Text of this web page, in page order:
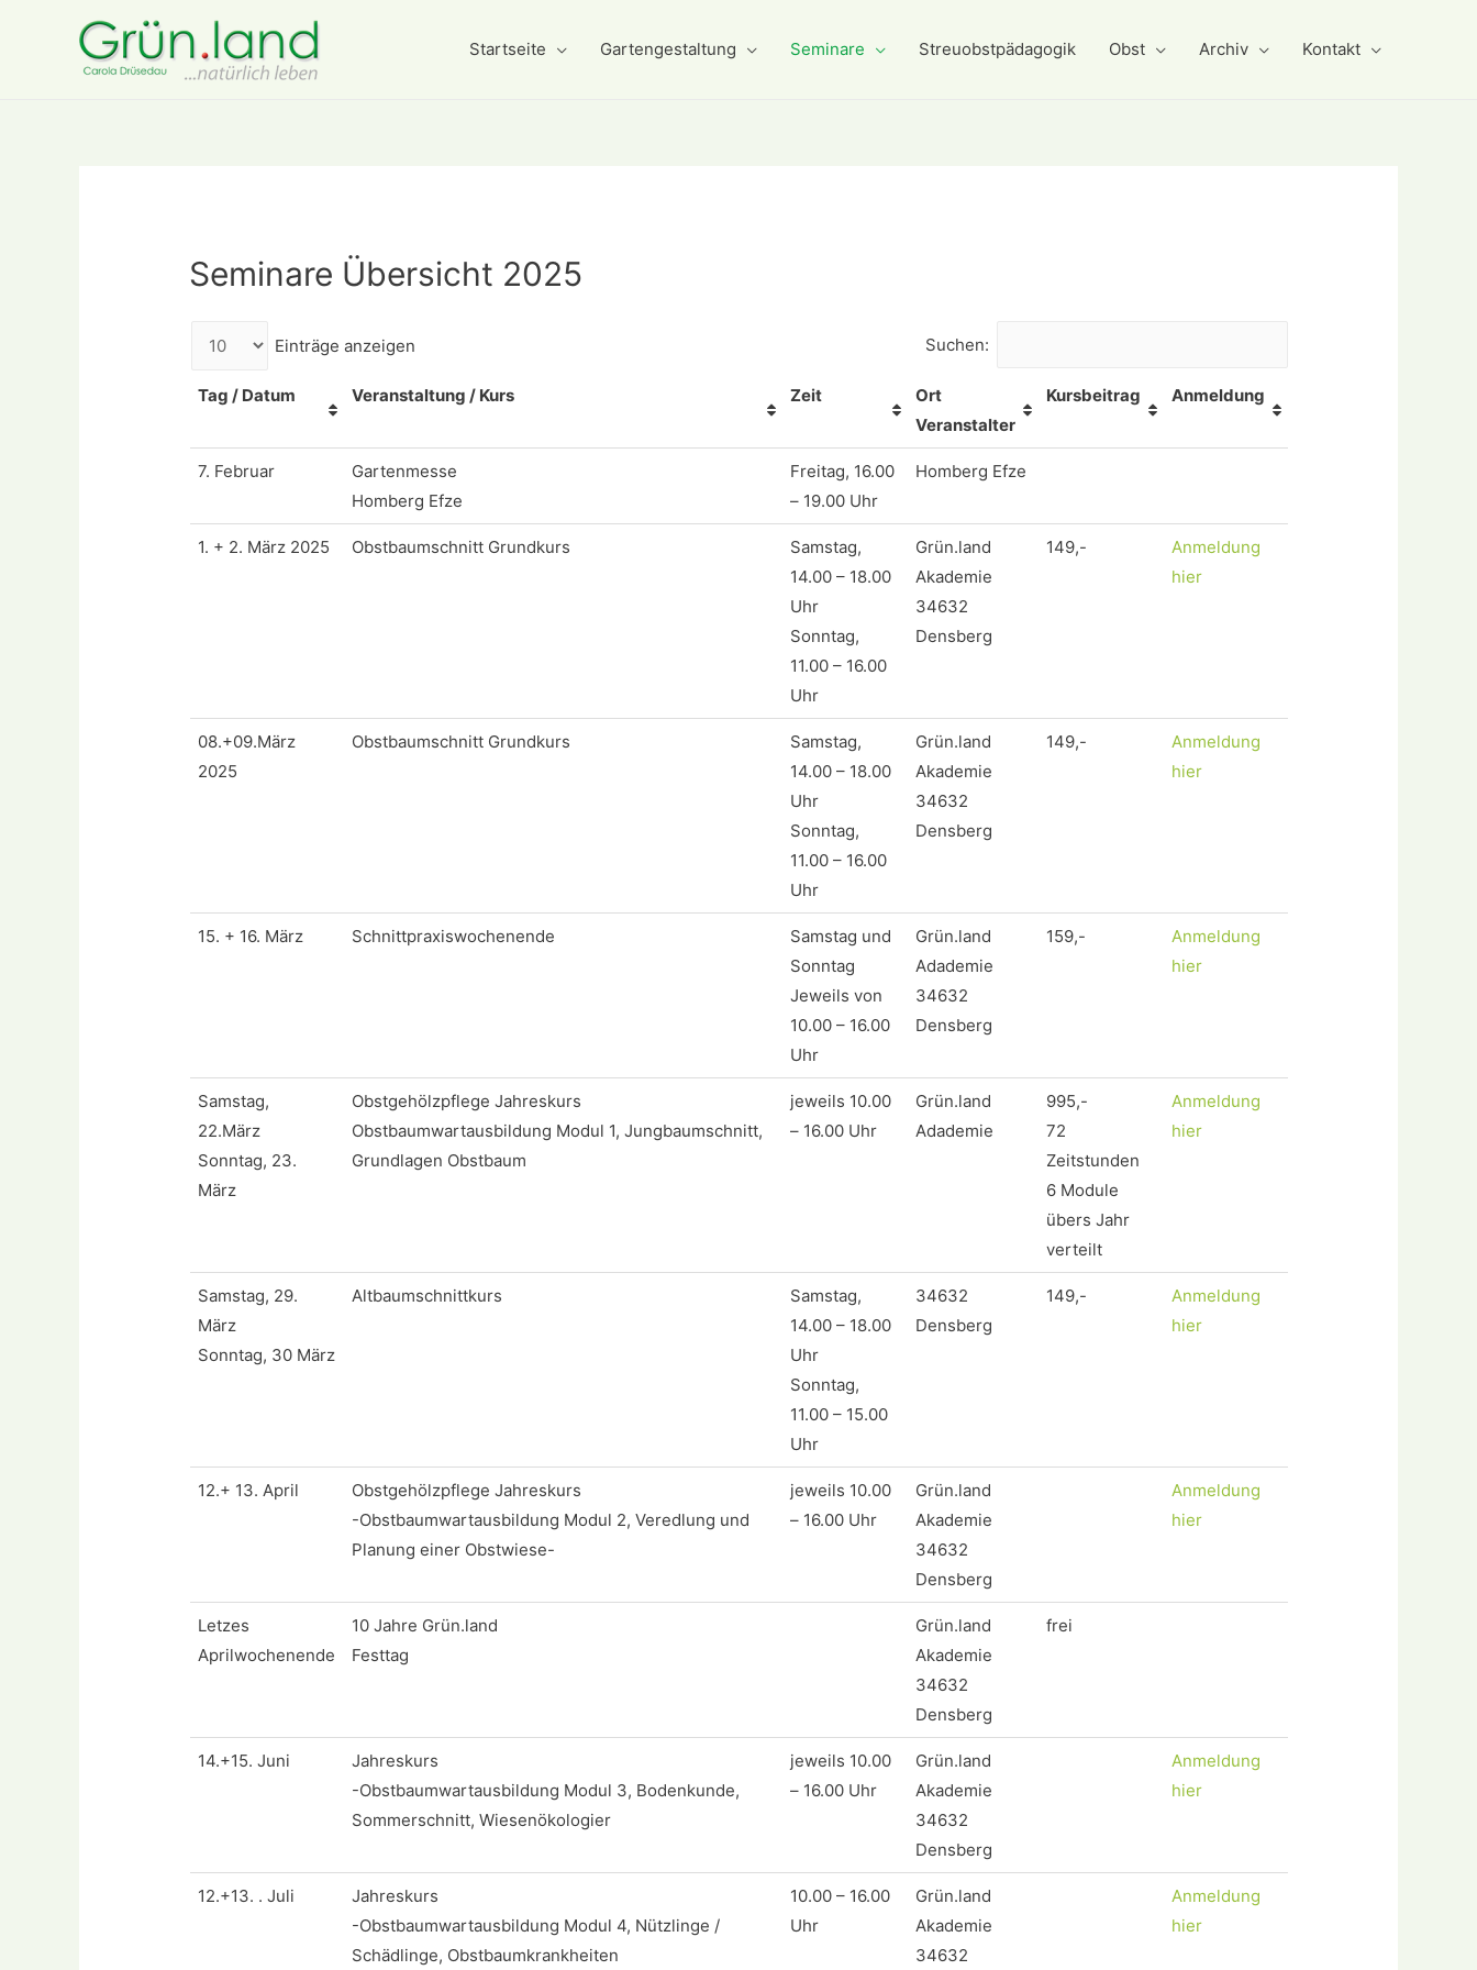
Startseite Gartengestaltung Seminare Streuobstpädagogik Obst Archiv Kontakt
Seminare Übersicht 2025
Einträge anzeigen Suchen:
Tag / Datum Veranstaltung / Kurs Zeit
Ort
Veranstalter
Kursbeitrag Anmeldung
7. Februar
Gartenmesse
Homberg Efze
Freitag, 16.00
– 19.00 Uhr
Homberg Efze
1. + 2. März 2025 Obstbaumschnitt Grundkurs
Samstag,
14.00 – 18.00
Uhr
Sonntag,
11.00 – 16.00
Uhr
Grün.land
Akademie
34632
Densberg
149,-
Anmeldung
hier
08.+09.März
2025
Obstbaumschnitt Grundkurs
Samstag,
14.00 – 18.00
Uhr
Sonntag,
11.00 – 16.00
Uhr
Grün.land
Akademie
34632
Densberg
149,-
Anmeldung
hier
15. + 16. März Schnittpraxiswochenende
Samstag und
Sonntag
Jeweils von
10.00 – 16.00
Uhr
Grün.land
Adademie
34632
Densberg
159,-
Anmeldung
hier
Samstag,
22.März
Sonntag, 23.
März
Obstgehölzpflege Jahreskurs
Obstbaumwartausbildung Modul 1, Jungbaumschnitt,
Grundlagen Obstbaum
jeweils 10.00
– 16.00 Uhr
Grün.land
Adademie
995,-
72
Zeitstunden
6 Module
übers Jahr
verteilt
Anmeldung
hier
Samstag, 29.
März
Sonntag, 30 März
Altbaumschnittkurs
Samstag,
14.00 – 18.00
Uhr
Sonntag,
11.00 – 15.00
Uhr
34632
Densberg
149,-
Anmeldung
hier
12.+ 13. April
Obstgehölzpflege Jahreskurs
-Obstbaumwartausbildung Modul 2, Veredlung und
Planung einer Obstwiese-
jeweils 10.00
– 16.00 Uhr
Grün.land
Akademie
34632
Densberg
Anmeldung
hier
Letzes
Aprilwochenende
10 Jahre Grün.land
Festtag
Grün.land
Akademie
34632
Densberg
frei
14.+15. Juni
Jahreskurs
-Obstbaumwartausbildung Modul 3, Bodenkunde,
Sommerschnitt, Wiesenökologier
jeweils 10.00
– 16.00 Uhr
Grün.land
Akademie
34632
Densberg
Anmeldung
hier
12.+13. . Juli
Jahreskurs
-Obstbaumwartausbildung Modul 4, Nützlinge /
Schädlinge, Obstbaumkrankheiten
10.00 – 16.00
Uhr
Grün.land
Akademie
34632
Anmeldung
hier